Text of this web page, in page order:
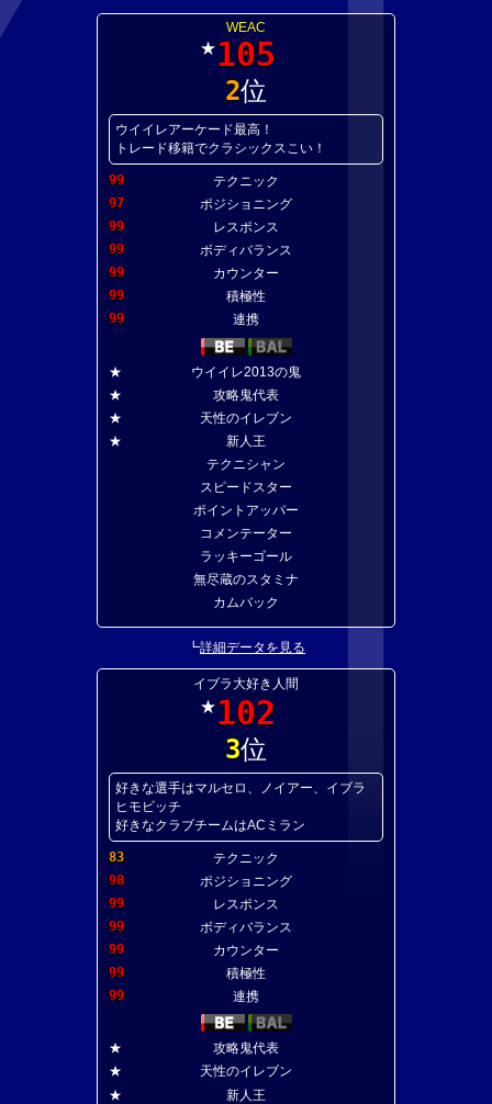
WEAC
★105
2位
ウイイレアーケード最高！
トレード移籍でクラシックスこい！
99
テクニック
97
ポジショニング
99
レスポンス
99
ボディバランス
99
カウンター
99
積極性
99
連携
★
ウイイレ2013の鬼
★
攻略鬼代表
★
天性のイレブン
★
新人王
テクニシャン
スピードスター
ポイントアッパー
コメンテーター
ラッキーゴール
無尽蔵のスタミナ
カムバック
┗詳細データを見る
イブラ大好き人間
★102
3位
好きな選手はマルセロ、ノイアー、イブラ
ヒモビッチ
好きなクラブチームはACミラン
83
テクニック
98
ポジショニング
99
レスポンス
99
ボディバランス
99
カウンター
99
積極性
99
連携
★
攻略鬼代表
★
天性のイレブン
★
新人王